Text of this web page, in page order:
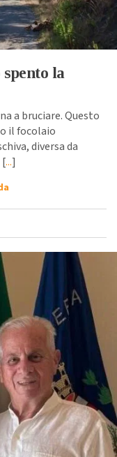
la
a bruciare. Questo
il focolaio
diversa da
[...]